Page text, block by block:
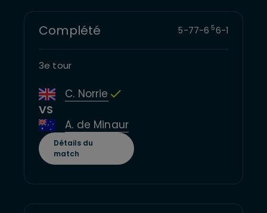
Complété 5-77-6 56-1
3e tour
C. Norrie
VS
A. de Minaur
Détails du
match